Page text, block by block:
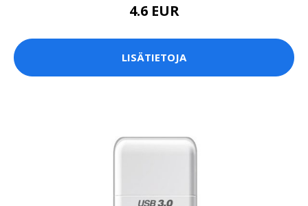
4.6 EUR
LISÄTIETOJA